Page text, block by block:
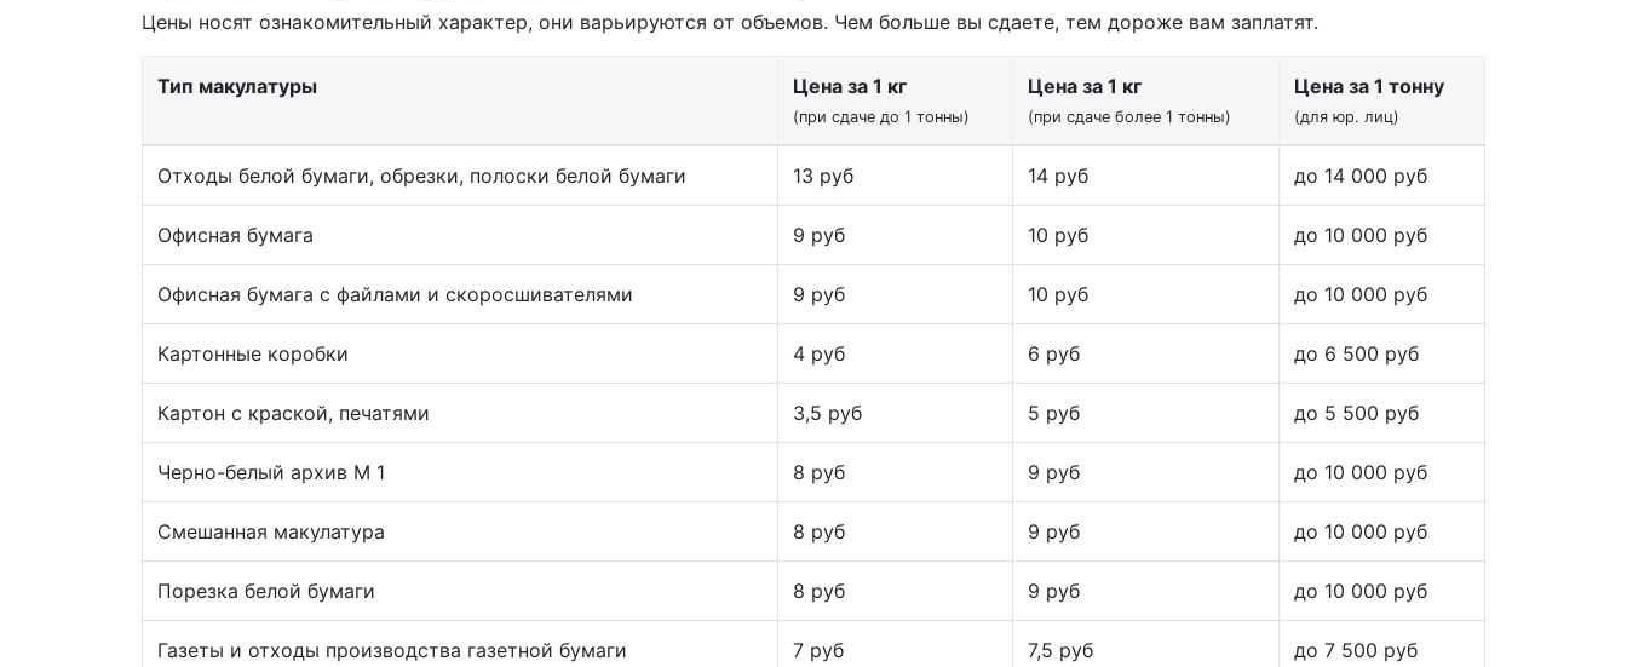
Цены носят ознакомительный характер, они варьируются от объемов. Чем больше вы сдаете, тем дороже вам заплатят.
Тип макулатуры Цена за 1 кг
(при сдаче до 1 тонны)
Цена за 1 кг
(при сдаче более 1 тонны)
Цена за 1 тонну
(для юр. лиц)
Отходы белой бумаги, обрезки, полоски белой бумаги 13 руб 14 руб до 14 000 руб
Офисная бумага 9 руб 10 руб до 10 000 руб
Офисная бумага с файлами и скоросшивателями 9 руб 10 руб до 10 000 руб
Картонные коробки 4 руб 6 руб до 6 500 руб
Картон с краской, печатями 3,5 руб 5 руб до 5 500 руб
Черно-белый архив М 1 8 руб 9 руб до 10 000 руб
Смешанная макулатура 8 руб 9 руб до 10 000 руб
Порезка белой бумаги 8 руб 9 руб до 10 000 руб
Газеты и отходы производства газетной бумаги 7 руб 7,5 руб до 7 500 руб